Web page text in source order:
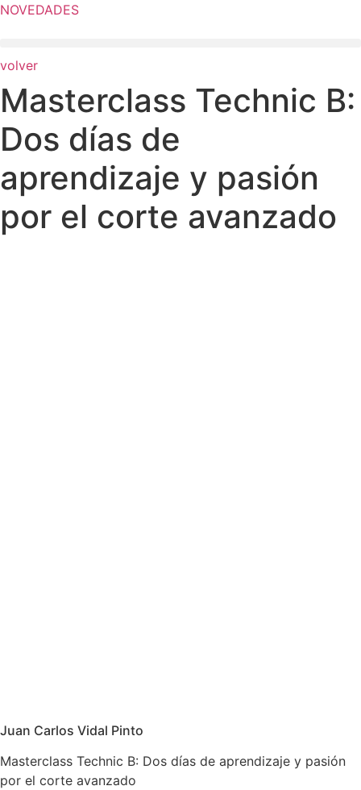
Ir
NOVEDADES
volver
Masterclass Technic B:
Dos días de
aprendizaje y pasión
por el corte avanzado
Juan Carlos Vidal Pinto
Masterclass Technic B: Dos días de aprendizaje y pasión
por el corte avanzado